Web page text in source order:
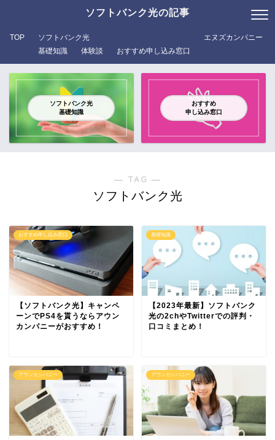
ソフトバンク光の記事
TOP
ソフトバンク光
基礎知識
体験談 おすすめ申し込み窓口
エヌズカンパニー
ソフトバンク光
基礎知識
おすすめ
申し込み窓口
― TAG ―
ソフトバンク光
おすすめ申し込み窓口
【ソフトバンク光】キャンペ
ーンでPS4を貰うならアウン
カンパニーがおすすめ！
基礎知識
【2023年最新】ソフトバンク
光の2chやTwitterでの評判・
口コミまとめ！
アウンカンパニー アウンカンパニー